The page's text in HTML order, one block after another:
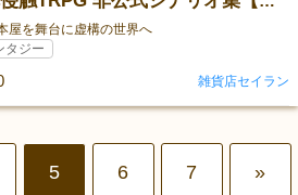
屋を舞台に虚構の世界へ
タジー
雑貨店セイラン
5 6 7 »